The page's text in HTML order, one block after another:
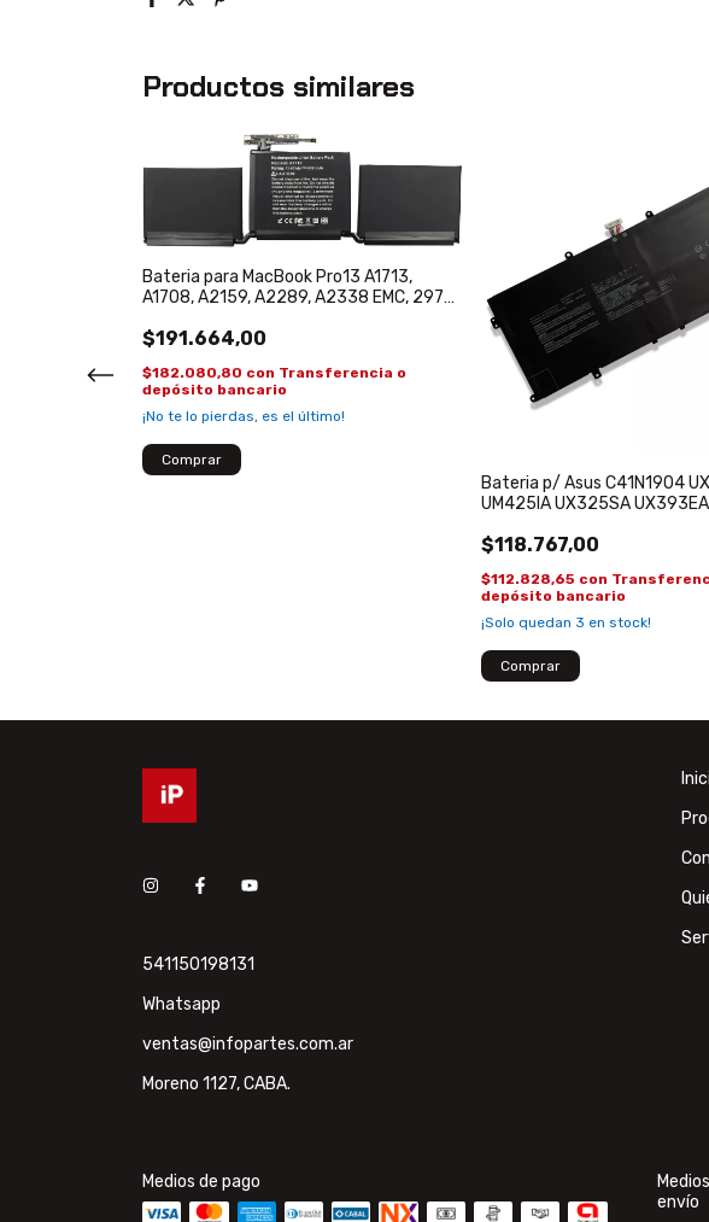
Productos similares
Bateria para MacBook Pro13 A1713,
A1708, A2159, A2289, A2338 EMC, 2978,
$191.664,00
$182.080,80 con Transferencia o
depósito bancario
¡No te lo pierdas, es el último!
Bateria p/ Asus C41N1904
UM425IA UX325SA
$118.767,00
$112.828,65 con
depósito bancario
¡Solo quedan 3 en stock!
541150198131
Whatsapp
ventas@infopartes.com.ar
Moreno 1127, CABA.
Medios de pago
envío